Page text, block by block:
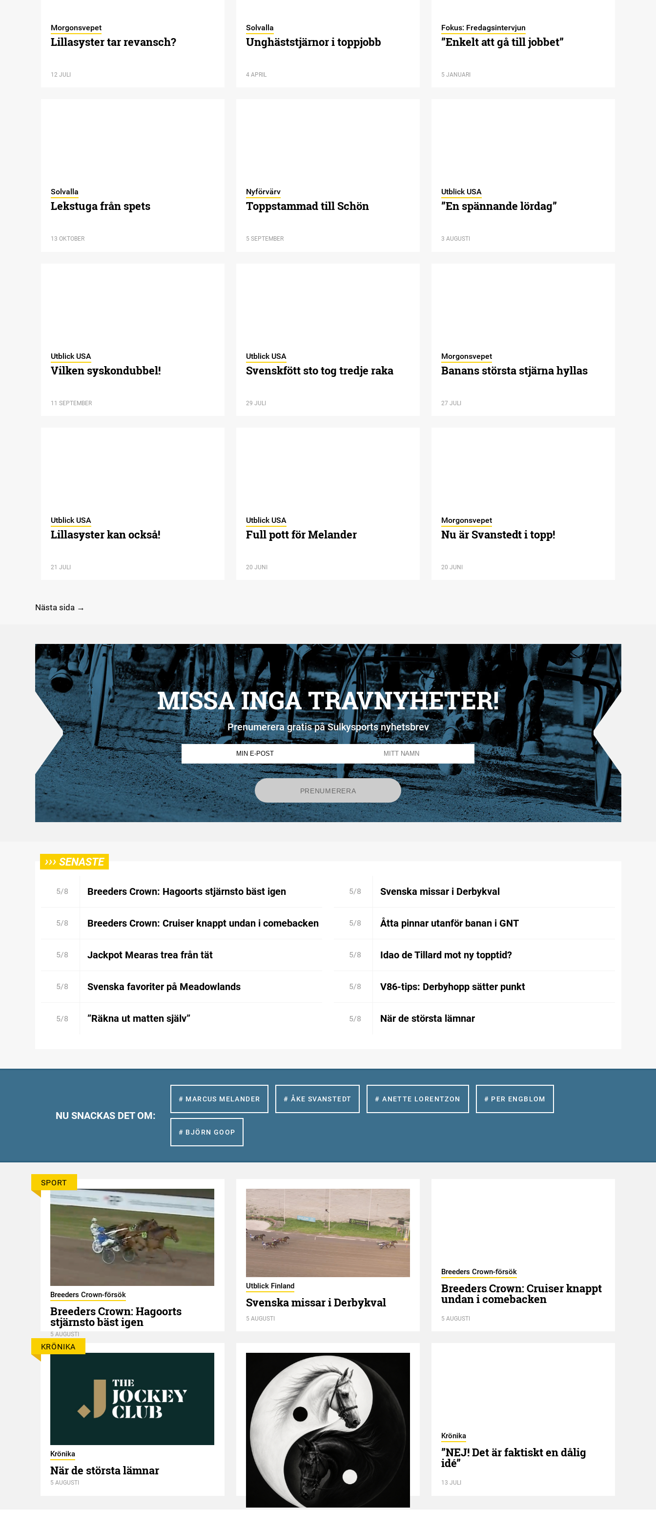
Morgonsvepet
Lillasyster tar revansch?
12 JULI
Solvalla
Unghäststjärnor i toppjobb
4 APRIL
Fokus: Fredagsintervjun
”Enkelt att gå till jobbet”
5 JANUARI
Solvalla
Lekstuga från spets
13 OKTOBER
Nyförvärv
Toppstammad till Schön
5 SEPTEMBER
Utblick USA
”En spännande lördag”
3 AUGUSTI
Utblick USA
Vilken syskondubbel!
11 SEPTEMBER
Utblick USA
Svenskfött sto tog tredje raka
29 JULI
Morgonsvepet
Banans största stjärna hyllas
27 JULI
Utblick USA
Lillasyster kan också!
21 JULI
Utblick USA
Full pott för Melander
20 JUNI
Morgonsvepet
Nu är Svanstedt i topp!
20 JUNI
Nästa sida →
MISSA INGA TRAVNYHETER!
Prenumerera gratis på Sulkysports nyhetsbrev
››› SENASTE
5/8 Breeders Crown: Hagoorts stjärnsto bäst igen 5/8 Svenska missar i Derbykval
5/8 Breeders Crown: Cruiser knappt undan i comebacken 5/8 Åtta pinnar utanför banan i GNT
5/8 Jackpot Mearas trea från tät 5/8 Idao de Tillard mot ny topptid?
5/8 Svenska favoriter på Meadowlands 5/8 V86-tips: Derbyhopp sätter punkt
5/8 ”Räkna ut matten själv” 5/8 När de största lämnar
NU SNACKAS DET OM:
# MARCUS MELANDER # ÅKE SVANSTEDT # ANETTE LORENTZON # PER ENGBLOM
# BJÖRN GOOP
SPORT
Breeders Crown-försök
Breeders Crown: Hagoorts
stjärnsto bäst igen
5 AUGUSTI
Utblick Finland
Svenska missar i Derbykval
5 AUGUSTI
Breeders Crown-försök
Breeders Crown: Cruiser knappt
undan i comebacken
5 AUGUSTI
KRÖNIKA
Krönika
När de största lämnar
5 AUGUSTI
Krönika
”NEJ! Det är faktiskt en dålig
idé”
13 JULI